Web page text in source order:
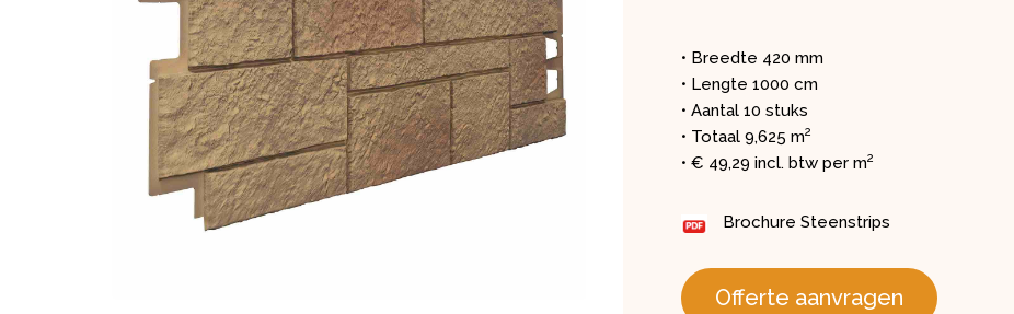
• Breedte 420 mm
• Lengte 1000 cm
• Aantal 10 stuks
• Totaal 9,625 m2
• € 49,29 incl. btw per m2
Brochure Steenstrips
Offerte aanvragen